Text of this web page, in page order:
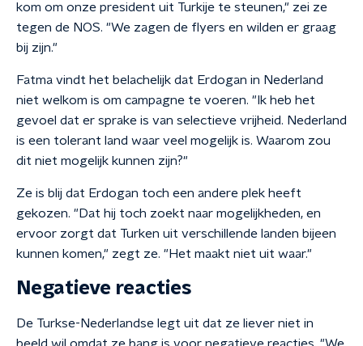
kom om onze president uit Turkije te steunen," zei ze
tegen de NOS. "We zagen de flyers en wilden er graag
bij zijn."
Fatma vindt het belachelijk dat Erdogan in Nederland
niet welkom is om campagne te voeren. "Ik heb het
gevoel dat er sprake is van selectieve vrijheid. Nederland
is een tolerant land waar veel mogelijk is. Waarom zou
dit niet mogelijk kunnen zijn?"
Ze is blij dat Erdogan toch een andere plek heeft
gekozen. "Dat hij toch zoekt naar mogelijkheden, en
ervoor zorgt dat Turken uit verschillende landen bijeen
kunnen komen," zegt ze. "Het maakt niet uit waar."
Negatieve reacties
De Turkse-Nederlandse legt uit dat ze liever niet in